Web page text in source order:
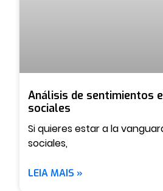
Análisis de sentimientos
sociales
Si quieres estar a la
sociales,
LEIA MAIS »